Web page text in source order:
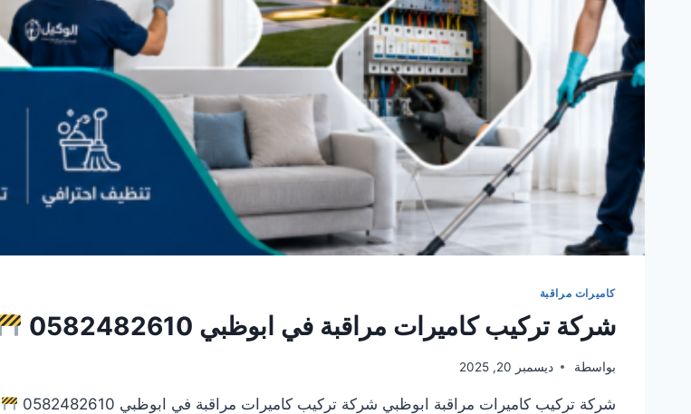
كاميرات مراقبة
شركة تركيب كاميرات مراقبة في ابوظبي 0582482610
بواسطة ديسمبر 20, 2025
شركة تركيب كاميرات مراقبة ابوظبي شركة تركيب كاميرات مراقبة في ابوظبي 0582482610